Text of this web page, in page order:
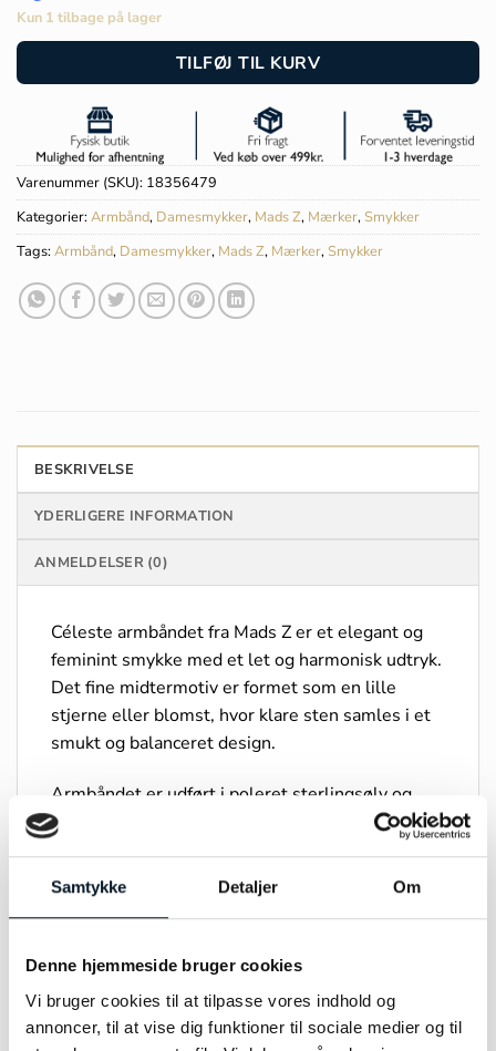
Samtykke Detaljer Om
Denne hjemmeside bruger cookies
Vi bruger cookies til at tilpasse vores indhold og
annoncer, til at vise dig funktioner til sociale medier og til
Kun 1 tilbage på lager
TILFØJ TIL KURV
Varenummer (SKU): 18356479
Kategorier:Armbånd, Damesmykker, Mads Z, Mærker, Smykker
Tags:Armbånd, Damesmykker, Mads Z, Mærker, Smykker
BESKRIVELSE
YDERLIGERE INFORMATION
ANMELDELSER (0)
Céleste armbåndet fra Mads Z er et elegant og
feminint smykke med et let og harmonisk udtryk.
Det fine midtermotiv er formet som en lille
stjerne eller blomst, hvor klare sten samles i et
smukt og balanceret design.
Armbåndet er udført i poleret sterlingsølv og
prydet med brillantslebne zirkonia, som fanger
slanke kæde understreger smykkets lethed og
giver et raffineret og tidløst udtryk
Det justerbare design sikrer en behagelig
pasform, mens det enkle formsprog gør
armbåndet ideelt både alene for et minimalistisk
look og i kombination med andre smykker for et